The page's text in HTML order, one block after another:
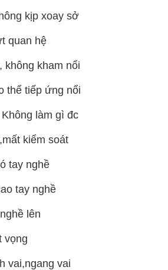
kịp xoay sở
quan hệ
không kham nổi
thể tiếp ứng nổi
làm gì đc
kiểm soát
tay nghề
tay nghề
lên
vọng
vai,ngang vai